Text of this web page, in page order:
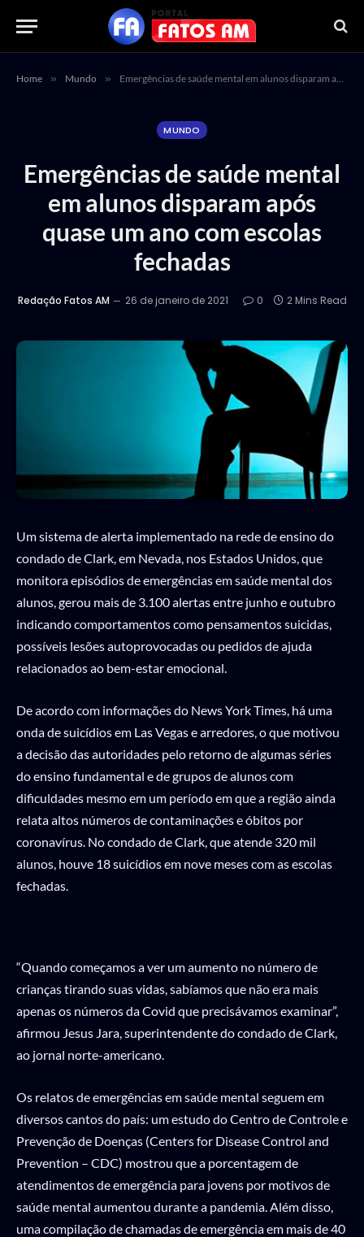
Home » Mundo » Emergências de saúde mental em alunos disparam após quase um ano com escolas fechadas
MUNDO
Emergências de saúde mental
em alunos disparam após
quase um ano com escolas
fechadas
Redação Fatos AM 26 de janeiro de 2021 0 2 Mins Read
Um sistema de alerta implementado na rede de ensino do
condado de Clark, em Nevada, nos Estados Unidos, que
monitora episódios de emergências em saúde mental dos
alunos, gerou mais de 3.100 alertas entre junho e outubro
indicando comportamentos como pensamentos suicidas,
possíveis lesões autoprovocadas ou pedidos de ajuda
relacionados ao bem-estar emocional.
De acordo com informações do News York Times, há uma
onda de suicídios em Las Vegas e arredores, o que motivou
a decisão das autoridades pelo retorno de algumas séries
do ensino fundamental e de grupos de alunos com
dificuldades mesmo em um período em que a região ainda
relata altos números de contaminações e óbitos por
coronavírus. No condado de Clark, que atende 320 mil
alunos, houve 18 suicídios em nove meses com as escolas
fechadas.
“Quando começamos a ver um aumento no número de
crianças tirando suas vidas, sabíamos que não era mais
apenas os números da Covid que precisávamos examinar”,
afirmou Jesus Jara, superintendente do condado de Clark,
ao jornal norte-americano.
Os relatos de emergências em saúde mental seguem em
diversos cantos do país: um estudo do Centro de Controle e
Prevenção de Doenças (Centers for Disease Control and
Prevention – CDC) mostrou que a porcentagem de
atendimentos de emergência para jovens por motivos de
saúde mental aumentou durante a pandemia. Além disso,
uma compilação de chamadas de emergência em mais de 40